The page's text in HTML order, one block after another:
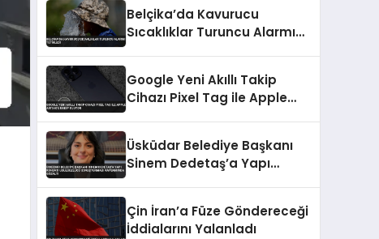
Belçika’da Kavurucu
Sıcaklıklar Turuncu Alarmı
Google Yeni Akıllı Takip
Cihazı Pixel Tag ile Apple
Üsküdar Belediye Başkanı
Sinem Dedetaş’a Yapı
Gözaltı
Çin İran’a Füze Göndereceği
İddialarını Yalanladı